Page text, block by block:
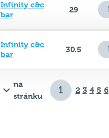
Infinity c&c
bar
29
Infinity c&c
bar
30.5
na
stránku
2 3 4 5 6